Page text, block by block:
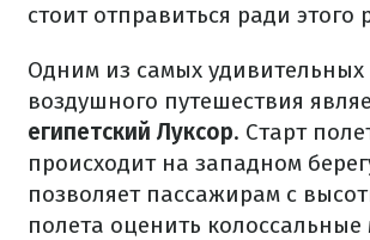
стоит отправиться ради этого
Одним из самых удивительных
воздушного путешествия
египетский Луксор. Старт
происходит на западном
позволяет пассажирам с
полета оценить